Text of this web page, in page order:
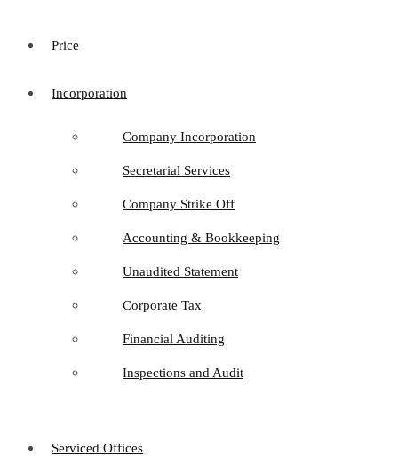
Price
Incorporation
Company Incorporation
Secretarial Services
Company Strike Off
Accounting & Bookkeeping
Unaudited Statement
Corporate Tax
Financial Auditing
Inspections and Audit
Serviced Offices